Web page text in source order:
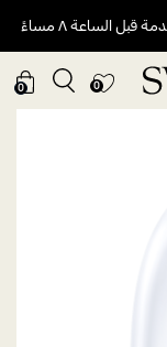
الساعة ٨ مساءً
0
0